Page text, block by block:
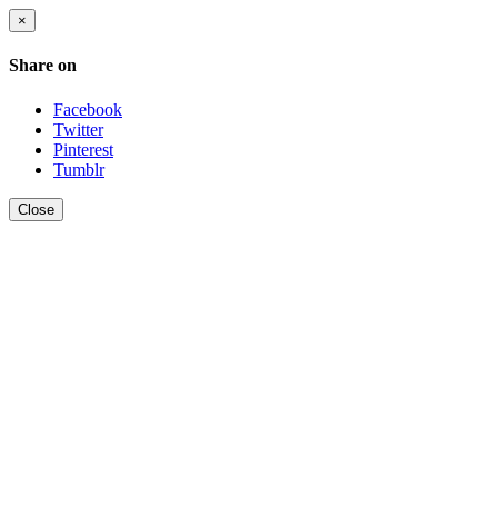
×
Share on
Facebook
Twitter
Pinterest
Tumblr
Close